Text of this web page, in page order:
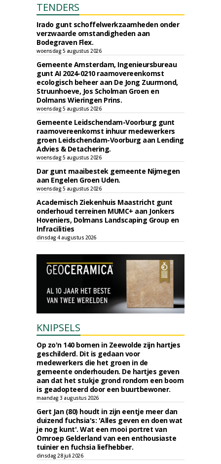
TENDERS
Irado gunt schoffelwerkzaamheden onder
verzwaarde omstandigheden aan
Bodegraven Flex.
woensdag 5 augustus 2026
Gemeente Amsterdam, Ingenieursbureau
gunt AI 2024-0210 raamovereenkomst
ecologisch beheer aan De Jong Zuurmond,
Struunhoeve, Jos Scholman Groen en
Dolmans Wieringen Prins.
woensdag 5 augustus 2026
Gemeente Leidschendam-Voorburg gunt
raamovereenkomst inhuur medewerkers
groen Leidschendam-Voorburg aan Lending
Advies & Detachering.
woensdag 5 augustus 2026
Dar gunt maaibestek gemeente Nijmegen
aan Engelen Groen Uden.
woensdag 5 augustus 2026
Academisch Ziekenhuis Maastricht gunt
onderhoud terreinen MUMC+ aan Jonkers
Hoveniers, Dolmans Landscaping Group en
Infracilities
dinsdag 4 augustus 2026
KNIPSELS
Op zo'n 140 bomen in Zeewolde zijn hartjes
geschilderd. Dit is gedaan voor
medewerkers die het groen in de
gemeente onderhouden. De hartjes geven
aan dat het stukje grond rondom een boom
is geadopteerd door een buurtbewoner.
maandag 3 augustus 2026
Gert Jan (80) houdt in zijn eentje meer dan
duizend fuchsia's: 'Alles geven en doen wat
je nog kunt'. Wat een mooi portret van
Omroep Gelderland van een enthousiaste
tuinier en fuchsia liefhebber.
dinsdag 28 juli 2026